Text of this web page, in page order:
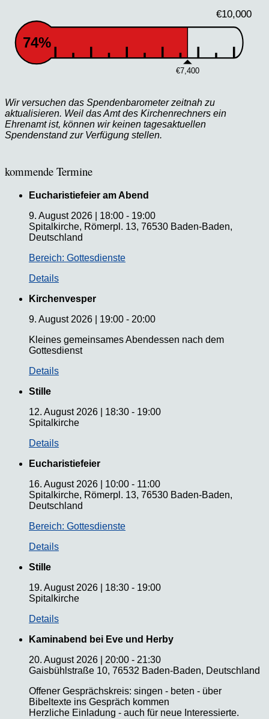
€10,000
€7,400
74%
Wir versuchen das Spendenbarometer zeitnah zu
aktualisieren. Weil das Amt des Kirchenrechners ein
Ehrenamt ist, können wir keinen tagesaktuellen
Spendenstand zur Verfügung stellen.
kommende Termine
Eucharistiefeier am Abend
9. August 2026
18:00 - 19:00
Spitalkirche, Römerpl. 13, 76530 Baden-Baden,
Deutschland
Bereich: Gottesdienste
Details
Kirchenvesper
9. August 2026
19:00 - 20:00
Kleines gemeinsames Abendessen nach dem
Gottesdienst
Details
Stille
12. August 2026
18:30 - 19:00
Spitalkirche
Details
Eucharistiefeier
16. August 2026
10:00 - 11:00
Spitalkirche, Römerpl. 13, 76530 Baden-Baden,
Deutschland
Bereich: Gottesdienste
Details
Stille
19. August 2026
18:30 - 19:00
Spitalkirche
Details
Kaminabend bei Eve und Herby
20. August 2026
20:00 - 21:30
Gaisbühlstraße 10, 76532 Baden-Baden, Deutschland
Offener Gesprächskreis: singen - beten - über
Bibeltexte ins Gespräch kommen
Herzliche Einladung - auch für neue Interessierte.